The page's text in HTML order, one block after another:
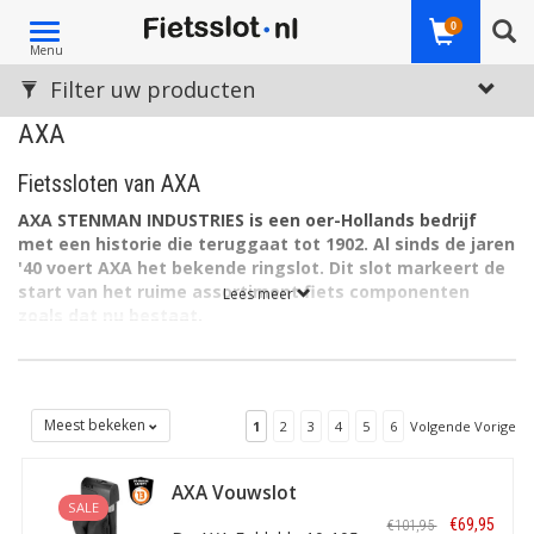
Toggle
navigation
Menu
0
AXA
Fietssloten van AXA
AXA STENMAN INDUSTRIES is een oer-Hollands bedrijf
met een historie die teruggaat tot 1902. Al sinds de jaren
'40 voert AXA het bekende ringslot. Dit slot markeert de
start van het ruime assortiment fiets componenten
AXA produceert alle sloten onder eigen beheer in Nederland,
kwaliteitsfabikant.
De termAXA sloten
klinkt dus al decennia lang vertrouwd.
ontwikkeltfietssloten, maar ookscootersloten
brommersloten
, naast veel andere soorten
Lees meer
Filter uw producten
Meest bekeken 1 2 3 4 5 6 Volgende Vorige
SALE
AXA Vouwslot
€101,95 €69,95